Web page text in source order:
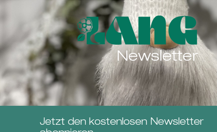
Newsletter
Jetzt den kostenlosen Newsletter